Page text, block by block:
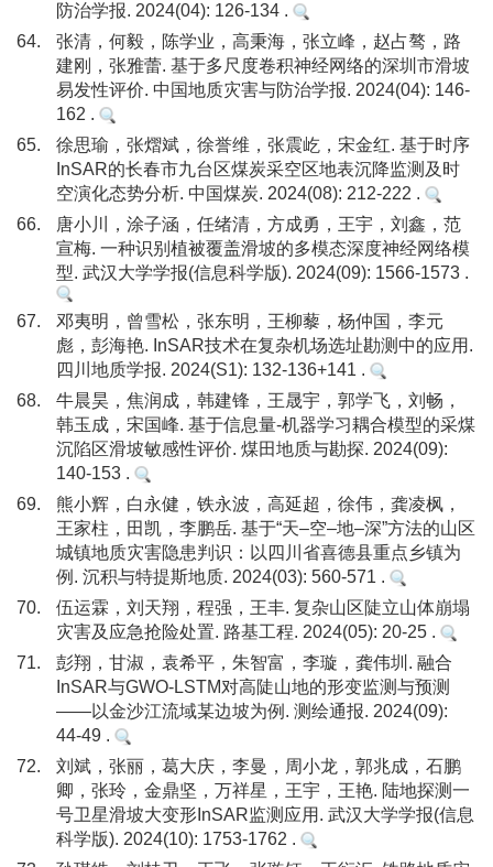
防治学报. 2024(04): 126-134 .
64.
张清，何毅，陈学业，高秉海，张立峰，赵占骜，路
建刚，张雅蕾. 基于多尺度卷积神经网络的深圳市滑坡
易发性评价. 中国地质灾害与防治学报. 2024(04): 146-
162 .
65.
徐思瑜，张熠斌，徐誉维，张震屹，宋金红. 基于时序
InSAR的长春市九台区煤炭采空区地表沉降监测及时
空演化态势分析. 中国煤炭. 2024(08): 212-222 .
66.
唐小川，涂子涵，任绪清，方成勇，王宇，刘鑫，范
宣梅. 一种识别植被覆盖滑坡的多模态深度神经网络模
型. 武汉大学学报(信息科学版). 2024(09): 1566-1573 .
67.
邓夷明，曾雪松，张东明，王柳藜，杨仲国，李元
彪，彭海艳. InSAR技术在复杂机场选址勘测中的应用.
四川地质学报. 2024(S1): 132-136+141 .
68.
牛晨昊，焦润成，韩建锋，王晟宇，郭学飞，刘畅，
韩玉成，宋国峰. 基于信息量-机器学习耦合模型的采煤
沉陷区滑坡敏感性评价. 煤田地质与勘探. 2024(09):
140-153 .
69.
熊小辉，白永健，铁永波，高延超，徐伟，龚凌枫，
王家柱，田凯，李鹏岳. 基于“天–空–地–深”方法的山区
城镇地质灾害隐患判识：以四川省喜德县重点乡镇为
例. 沉积与特提斯地质. 2024(03): 560-571 .
70.
伍运霖，刘天翔，程强，王丰. 复杂山区陡立山体崩塌
灾害及应急抢险处置. 路基工程. 2024(05): 20-25 .
71.
彭翔，甘淑，袁希平，朱智富，李璇，龚伟圳. 融合
InSAR与GWO-LSTM对高陡山地的形变监测与预测
——以金沙江流域某边坡为例. 测绘通报. 2024(09):
44-49 .
72.
刘斌，张丽，葛大庆，李曼，周小龙，郭兆成，石鹏
卿，张玲，金鼎坚，万祥星，王宇，王艳. 陆地探测一
号卫星滑坡大变形InSAR监测应用. 武汉大学学报(信息
科学版). 2024(10): 1753-1762 .